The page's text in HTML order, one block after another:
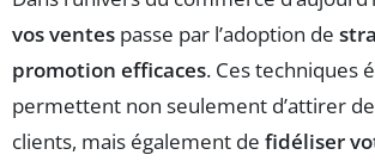
vos ventes passe par l’adoption de
promotion efficaces. Ces techniques
permettent non seulement d’attirer
clients, mais également de fidéliser